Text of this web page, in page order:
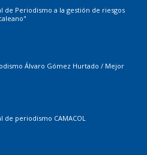
de Periodismo a la gestión de riesgos
Álvaro Gómez Hurtado / Mejor
de periodismo CAMACOL